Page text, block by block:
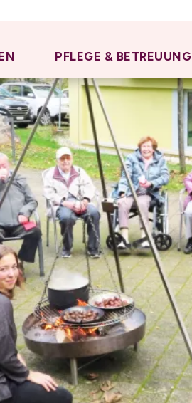
PFLEGE & BETREUUNG